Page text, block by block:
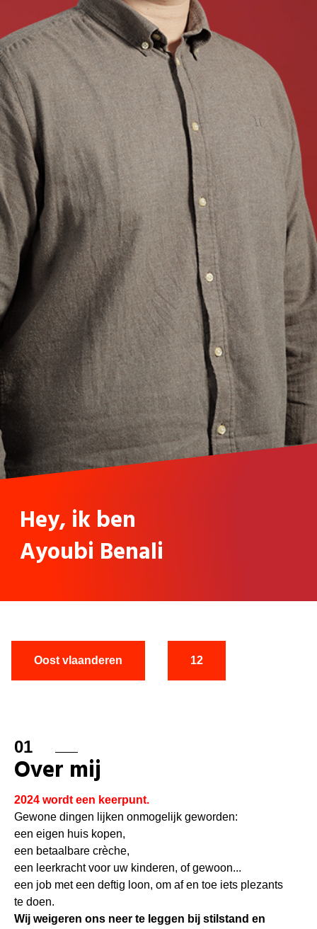
Hey, ik ben
Ayoubi Benali
Oost vlaanderen 12
01
Over mij
2024 wordt een keerpunt.
Gewone dingen lijken onmogelijk geworden:
een eigen huis kopen,
een betaalbare crèche,
een leerkracht voor uw kinderen, of gewoon...
een job met een deftig loon, om af en toe iets plezants
te doen.
Wij weigeren ons neer te leggen bij stilstand en